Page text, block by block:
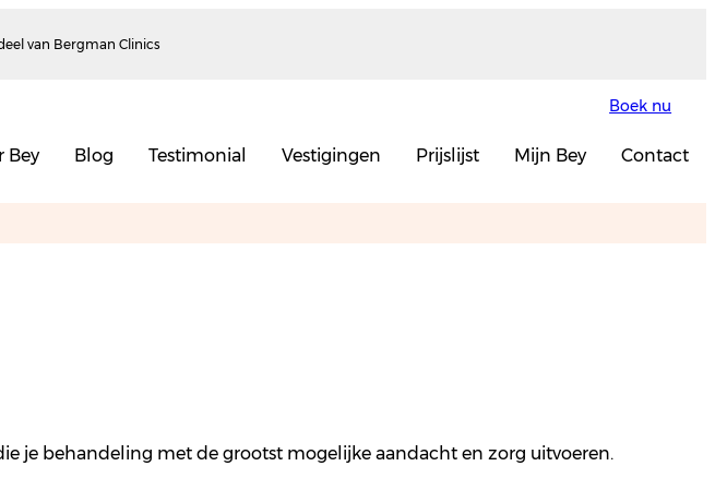
van Bergman Clinics
Boek nu
Bey Blog Testimonial Vestigingen Prijslijst Mijn Bey Contact
je behandeling met de grootst mogelijke aandacht en zorg uitvoeren.